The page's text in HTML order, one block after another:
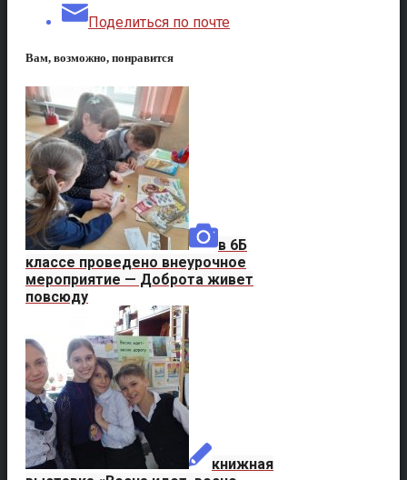
Поделиться по почте
Вам, возможно, понравится
в 6Б
классе проведено внеурочное
мероприятие — Доброта живет
повсюду
книжная